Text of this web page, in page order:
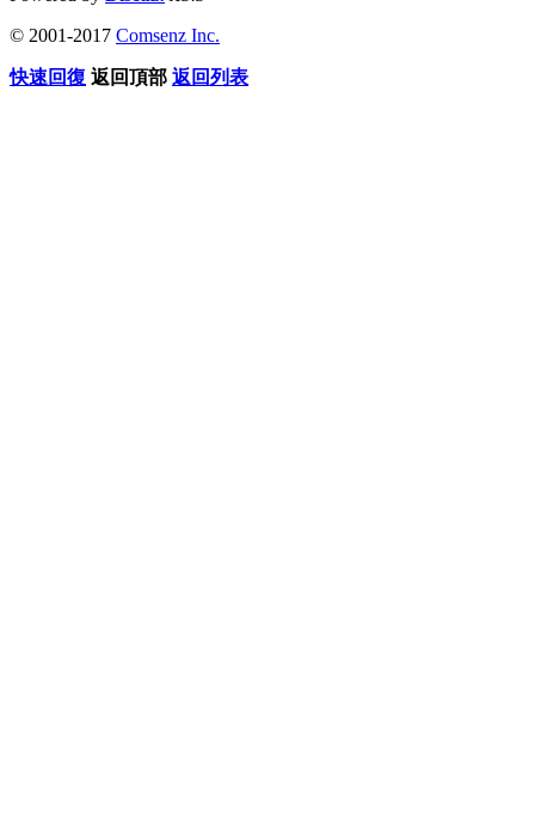
© 2001-2017 Comsenz Inc.
快速回復 返回頂部 返回列表